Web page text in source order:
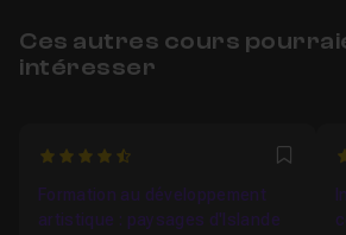
Ces autres cours
intéresser
4.9
Formation au développement
artistique : paysages d'Islande
4